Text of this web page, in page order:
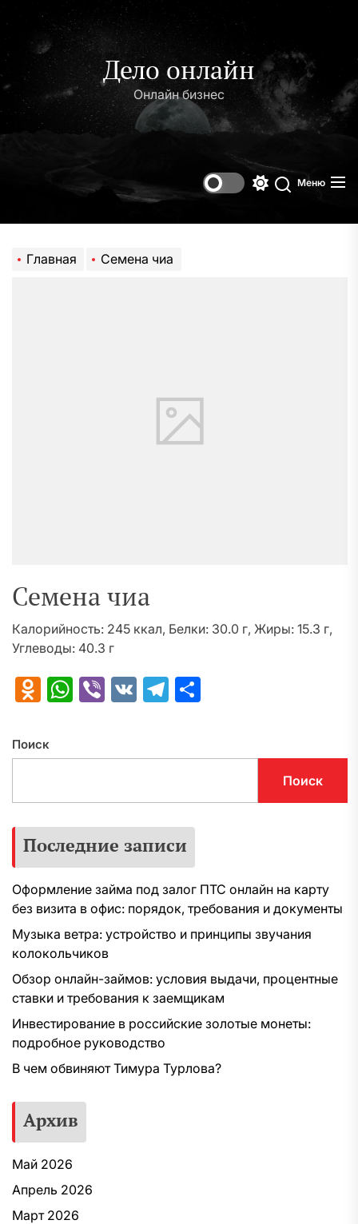
содержимому
Дело онлайн
Онлайн бизнес
Поиск
Меню
Главная Семена чиа
Семена чиа
Калорийность: 245 ккал, Белки: 30.0 г, Жиры: 15.3 г,
Углеводы: 40.3 г
Odnoklassniki
WhatsApp
Viber
VK Telegram
Поиск
Поиск
Последние записи
Оформление займа под залог ПТС онлайн на карту
без визита в офис: порядок, требования и документы
Музыка ветра: устройство и принципы звучания
колокольчиков
Обзор онлайн-займов: условия выдачи, процентные
ставки и требования к заемщикам
Инвестирование в российские золотые монеты:
подробное руководство
В чем обвиняют Тимура Турлова?
Архив
Май 2026
Апрель 2026
Март 2026